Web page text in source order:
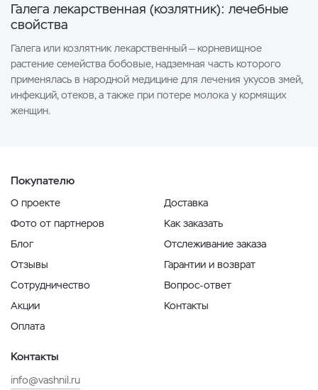
Галега лекарственная (козлятник): лечебные
свойства
Галега или козлятник лекарственный — корневищное
растение семейства бобовые, надземная часть которого
применялась в народной медицине для лечения укусов змей,
инфекций, отеков, а также при потере молока у кормящих
женщин.
Покупателю
О проекте
Фото от партнеров
Блог
Отзывы
Сотрудничество
Акции
Оплата
Доставка
Как заказать
Отслеживание заказа
Гарантии и возврат
Вопрос-ответ
Контакты
Контакты
info@vashnil.ru